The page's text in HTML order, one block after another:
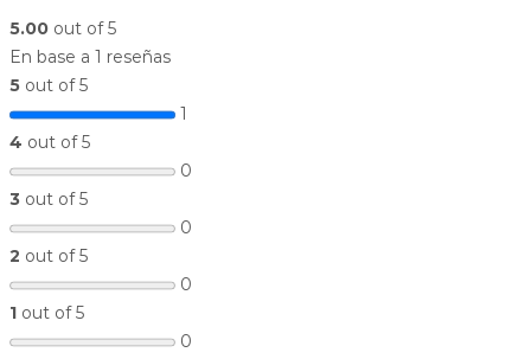
5.00 out of 5
En base a 1 reseñas
5 out of 5
1
4 out of 5
0
3 out of 5
0
2 out of 5
0
1 out of 5
0